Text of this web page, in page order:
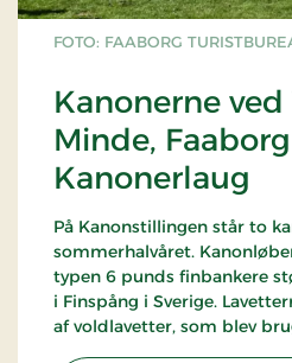
FOTO: FAABORG
Kanonerne
Minde, Faaborg
Kanonerlaug
På Kanonstillingen står to
sommerhalvåret.
typen 6 punds finbankere
i Finspång i Sverige.
af voldlavetter, som blev